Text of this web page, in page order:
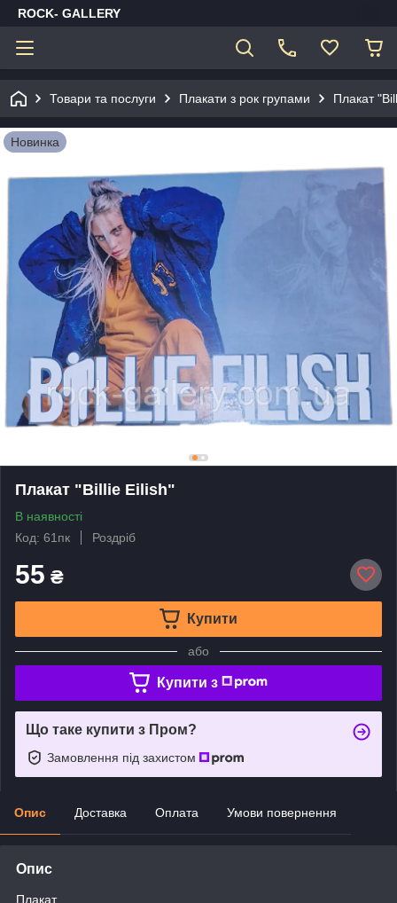
ROCK- GALLERY
Товари та послуги Плакати з рок групами Плакат
Новинка
Плакат "Billie Eilish"
В наявності
Код: 61пк
Роздріб
55 ₴
Купити
або
Купити з
Що таке купити з Пром?
Замовлення під захистом
Опис Доставка Оплата Умови повернення
Опис
Плакат